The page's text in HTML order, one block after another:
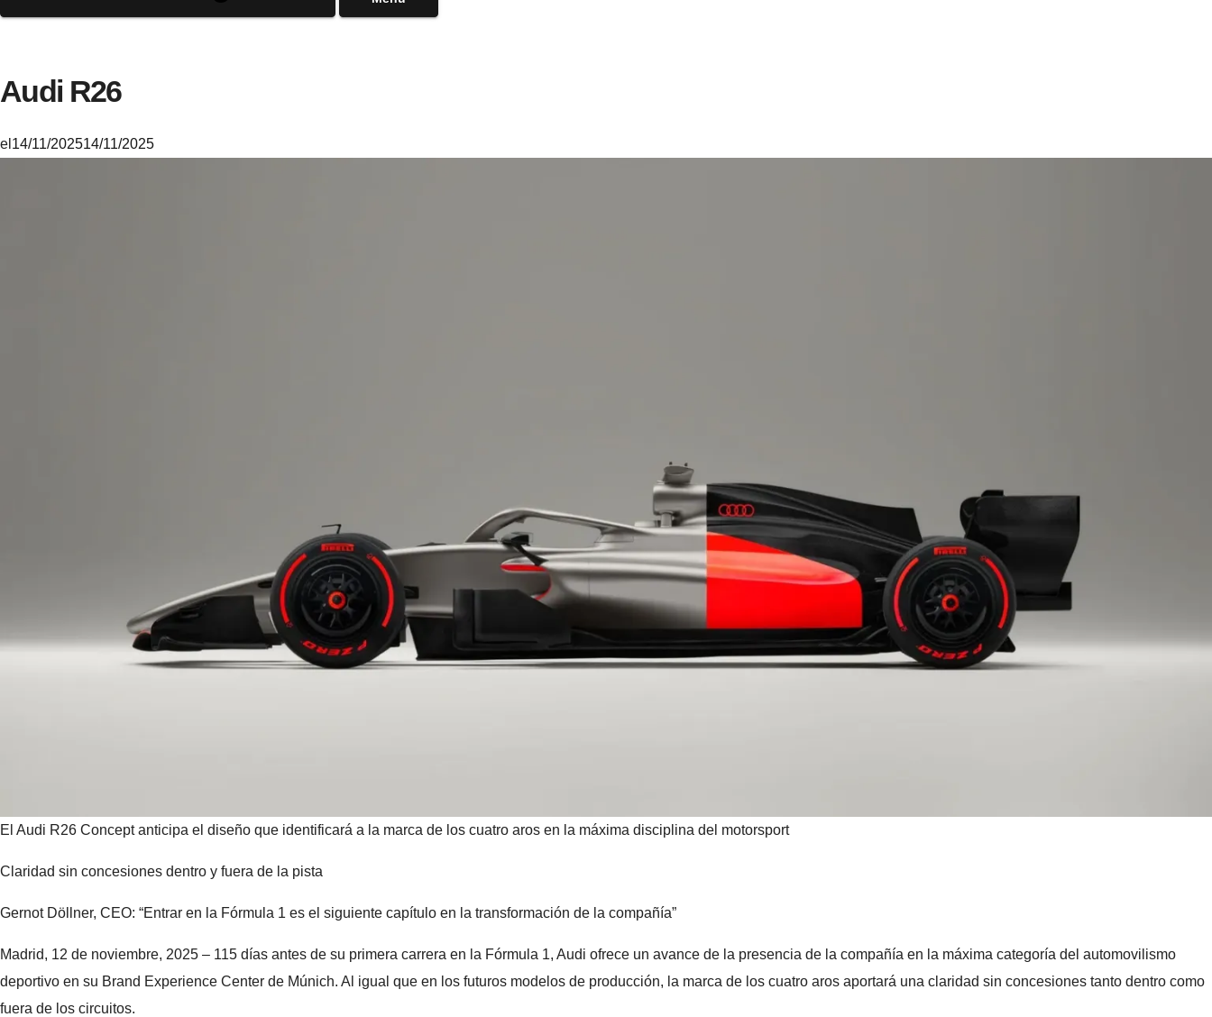
Audi R26
el 14/11/202514/11/2025
El Audi R26 Concept anticipa el diseño que identificará a la marca de los cuatro aros en la máxima disciplina del motorsport
Claridad sin concesiones dentro y fuera de la pista
Gernot Döllner, CEO: “Entrar en la Fórmula 1 es el siguiente capítulo en la transformación de la compañía”
Madrid, 12 de noviembre, 2025 – 115 días antes de su primera carrera en la Fórmula 1, Audi ofrece un avance de la presencia de la compañía en la máxima categoría del automovilismo
deportivo en su Brand Experience Center de Múnich. Al igual que en los futuros modelos de producción, la marca de los cuatro aros aportará una claridad sin concesiones tanto dentro como
fuera de los circuitos.